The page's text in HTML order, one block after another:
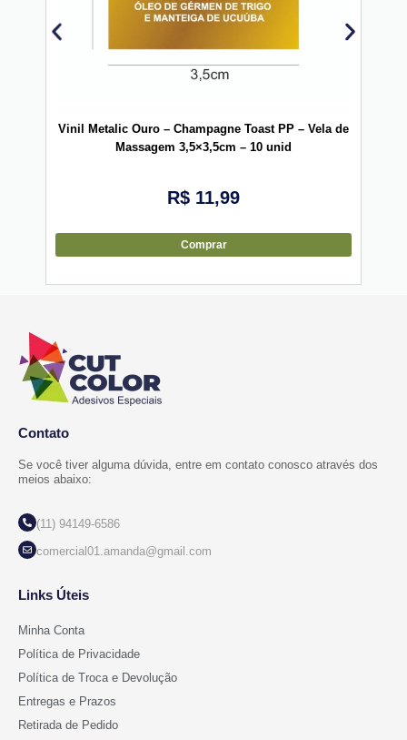
Vinil Metalic Ouro – Champagne Toast PP – Vela de
Massagem 3,5×3,5cm – 10 unid
R$ 11,99
Comprar
Contato
Se você tiver alguma dúvida, entre em contato conosco através dos
meios abaixo:
(11) 94149-6586
comercial01.amanda@gmail.com
Links Úteis
Minha Conta
Política de Privacidade
Política de Troca e Devolução
Entregas e Prazos
Retirada de Pedido